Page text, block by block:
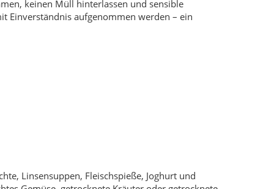
Gemüse, getrocknete Kräuter oder getrocknete
unterscheiden sich von Dorf zu Dorf. Auf
Herkunftsgeschichte und Tipps, wie du die
Die Burgen liegen oft an
stellenweise grünere Zonen mit Weiden und